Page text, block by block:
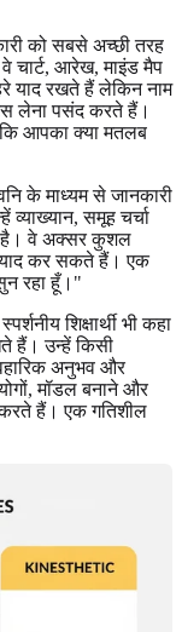
को सबसे अच्छी तरह
आरेख, माइंड मैप
याद रखते हैं लेकिन नाम
लेना पसंद करते हैं।
कि आपका क्या मतलब
के माध्यम से जानकारी
समूह चर्चा
है। वे अक्सर कुशल
याद कर सकते हैं। एक
रहा हूँ।"
शिक्षार्थी भी कहा
हैं। उन्हें किसी
अनुभव और
मॉडल बनाने और
करते हैं। एक गतिशील